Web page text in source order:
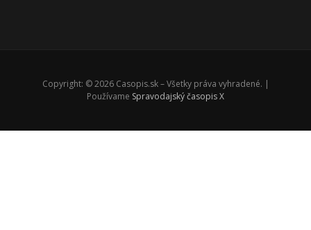
Copyright: © 2026 Casopis.sk – Všetky práva vyhradené. |
Používame Spravodajský časopis X